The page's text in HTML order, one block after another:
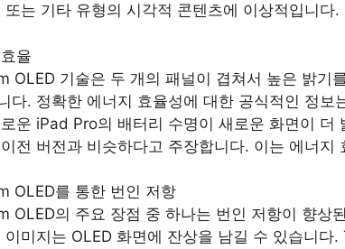
또는 기타 유형의 시각적 콘텐츠에 이상적입니다.
율
OLED 기술은 두 개의 패널이 겹쳐서 높은 밝기
다. 정확한 에너지 효율성에 대한 공식적인 정
운 iPad Pro의 배터리 수명이 새로운 화면이 더
전 버전과 비슷하다고 주장합니다. 이는 에너지
OLED를 통한 번인 저항
OLED의 주요 장점 중 하나는 번인 저항이 향상
이미지는 OLED 화면에 잔상을 남길 수 있습니다